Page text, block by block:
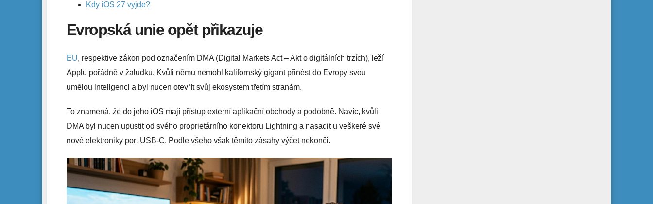
Kdy iOS 27 vyjde?
Evropská unie opět přikazuje
EU, respektive zákon pod označením DMA (Digital Markets Act – Akt o digitálních trzích), leží
Applu pořádně v žaludku. Kvůli němu nemohl kalifornský gigant přinést do Evropy svou
umělou inteligenci a byl nucen otevřít svůj ekosystém třetím stranám.
To znamená, že do jeho iOS mají přístup externí aplikační obchody a podobně. Navíc, kvůli
DMA byl nucen upustit od svého proprietárního konektoru Lightning a nasadit u veškeré své
nové elektroniky port USB-C. Podle všeho však těmito zásahy výčet nekončí.